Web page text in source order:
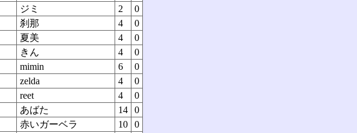
ジミ 2
0
刹那 4
0
夏美 4
0
きん 4
0
mimin 6
0
zelda 4
0
reet 4
0
あばた 14
0
赤いガーベラ 10
0